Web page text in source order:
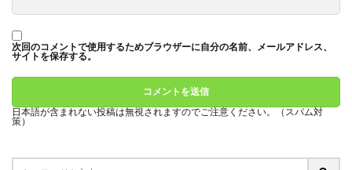
次回のコメントで使用するためブラウザーに自分の名前、メールアドレス、
サイトを保存する。
日本語が含まれない投稿は無視されますのでご注意ください。（スパム対
策）